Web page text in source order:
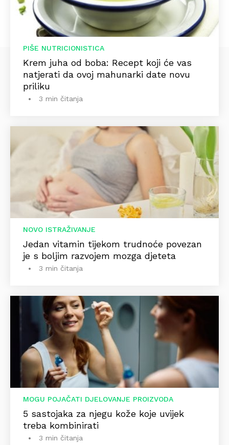
PIŠE NUTRICIONISTICA
Krem juha od boba: Recept koji će vas
natjerati da ovoj mahunarki date novu
priliku
3 min čitanja
NOVO ISTRAŽIVANJE
Jedan vitamin tijekom trudnoće povezan
je s boljim razvojem mozga djeteta
3 min čitanja
MOGU POJAČATI DJELOVANJE PROIZVODA
5 sastojaka za njegu kože koje uvijek
treba kombinirati
3 min čitanja